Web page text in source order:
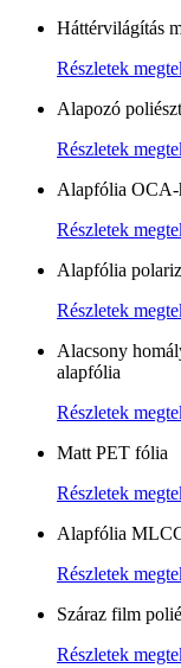
Háttérvilágítás
Részletek
Alapozó
Részletek
Alapfólia OCA-
Részletek
Alapfólia
Részletek
Alacsony
alapfólia
Részletek
Matt PET fólia
Részletek
Alapfólia
Részletek
Száraz film
Részletek